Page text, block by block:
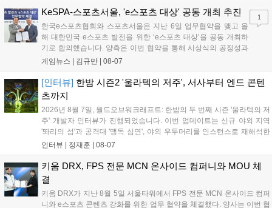
입니다. 시연 참여 관람객에게는 선착순으로 특별 굿즈를 증정하며, 인
KeSPA-스포츠서울, 'e스포츠 대상' 공동 개최 추진
한국e스포츠협회와 스포츠서울은 지난 6일 업무협약을 맺고 올
해 대한민국 e스포츠 발전을 위한 ‘e스포츠 대상’을 공동 개최하
기로 합의했습니다. 양측은 이번 협약을 통해 시상식의 공정성과
전문성을 강화하고 MZ세대를 겨냥한 미디어 영향력을 확대해 e
김영만 회장은 10년 만에 재추진되는 이번 시상식이 e스포츠의
성과와 가치를 널리 알리는 권위 있는 행사가 되도록 노력하겠다
고 밝혔습니다....
게임뉴스 | 김규만 | 08-07
1
[인터뷰] 한밤 시즌2 '울라텍의 저주', 서사부터 엔드 콘텐
츠까지
2026년 8월 7일, 월드오브워크래프트: 한밤의 두 번째 시즌 '울라텍의 저
주' 개발자 인터뷰가 진행되었습니다. 이번 업데이트는 신규 야외 지역
'똬리의 섬'과 공격대 '맹독 심연', 야외 우두머리를 인스턴스로 재해석한
'소굴'을 포함합니다. 개발진은 하우징 시스템 개선 및 신화+ 던전 로테이
를 표했습니다....
인터뷰 | 정재훈 | 08-07
키움 DRX, FPS 전문 MCN 온사이드 컴퍼니와 MOU 체
결
키움 DRX가 지난 8월 5일 서울타워에서 FPS 전문 MCN 온사이드 컴퍼
니와 e스포츠 콘텐츠 강화를 위한 업무 협약을 체결했다. 양사는 이번 협